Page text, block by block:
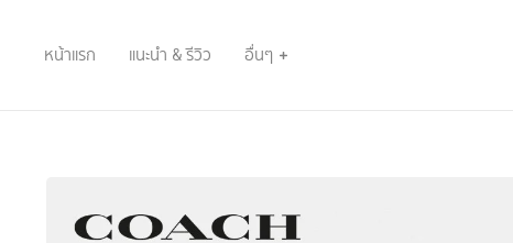
หน้าแรก แนะนำ & รีวิว อื่นๆ